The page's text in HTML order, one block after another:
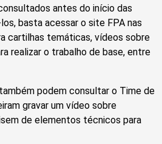
antes do início das
basta acessar o site FPA nas
cartilhas temáticas, vídeos sobre
realizar o trabalho de base, entre
podem consultar o Time de
gravar um vídeo sobre
de elementos técnicos para